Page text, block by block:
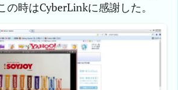
の時はCyberLinkに感謝した。